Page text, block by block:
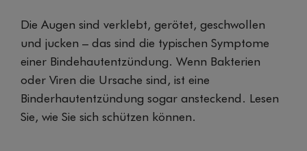
Die Augen sind verklebt, gerötet, geschwollen
und jucken – das sind die typischen Symptome
einer Bindehautentzündung. Wenn Bakterien
oder Viren die Ursache sind, ist eine
Binderhautentzündung sogar ansteckend. Lesen
Sie, wie Sie sich schützen können.